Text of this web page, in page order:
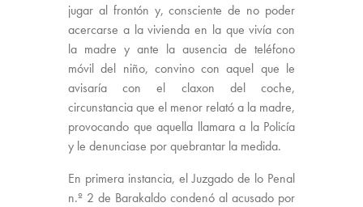
jugar al frontón y, consciente de no poder
acercarse a la vivienda en la que vivía con
la madre y ante la ausencia de teléfono
móvil del niño, convino con aquel que le
avisaría con el claxon del coche,
circunstancia que el menor relató a la madre,
provocando que aquella llamara a la Policía
y le denunciase por quebrantar la medida.
En primera instancia, el Juzgado de lo Penal
n.º 2 de Barakaldo condenó al acusado por